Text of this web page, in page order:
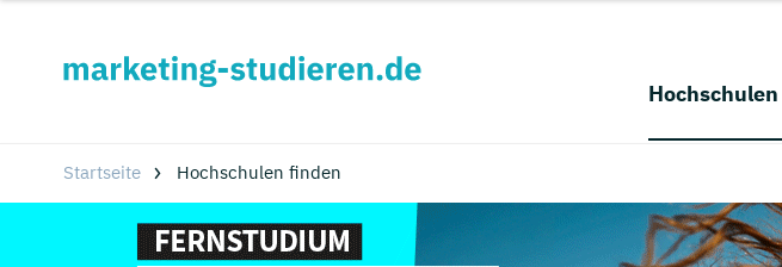
Startseite Hochschulen finden